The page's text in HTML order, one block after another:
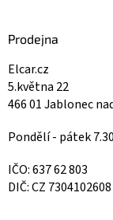
Prodejna
Elcar.cz
5.května 22
466 01 Jablonec
Pondělí - pátek
IČO: 637 62 803
DIČ: CZ 7304102608